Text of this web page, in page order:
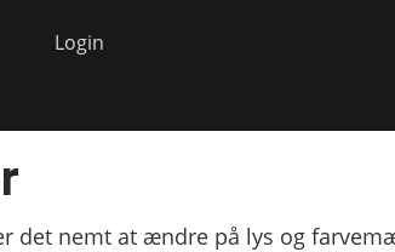
Login
det nemt at ændre på lys og